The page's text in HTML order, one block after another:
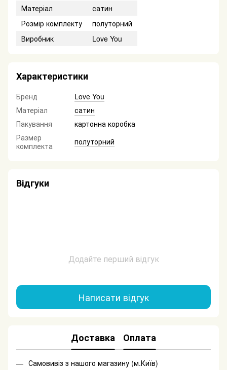
Матеріал
сатин
Розмір комплекту
полуторний
Виробник
Love You
Характеристики
Бренд
Love You
Матеріал
сатин
Пакування
картонна коробка
Размер
комплекта
полуторний
Відгуки
Додайте перший відгук
Написати відгук
Доставка Оплата
Самовивіз з нашого магазину (м.Київ)